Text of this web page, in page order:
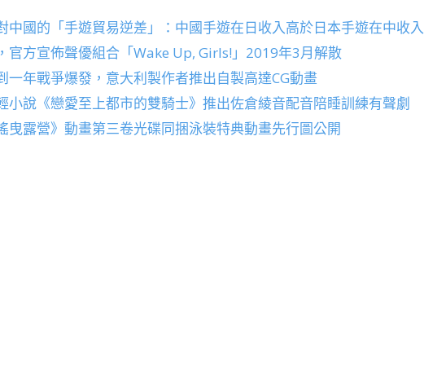
中國的「手遊貿易逆差」：中國手遊在日收入高於日本手遊在中收入
官方宣佈聲優組合「Wake Up, Girls!」2019年3月解散
一年戰爭爆發，意大利製作者推出自製高達CG動畫
小說《戀愛至上都市的雙騎士》推出佐倉綾音配音陪睡訓練有聲劇
曳露營》動畫第三卷光碟同捆泳裝特典動畫先行圖公開